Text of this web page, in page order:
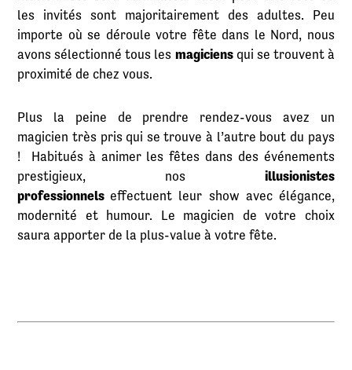
les invités sont majoritairement des adultes. Peu
importe où se déroule votre fête dans le Nord, nous
avons sélectionné tous les magiciensqui se trouvent à
proximité de chez vous.
Plus la peine de prendre rendez-vous avez un
magicien très pris qui se trouve à l’autre bout du pays
! Habitués à animer les fêtes dans des événements
prestigieux, nos illusionistes
professionnelseffectuent leur show avec élégance,
modernité et humour. Le magicien de votre choix
saura apporter de la plus-value à votre fête.